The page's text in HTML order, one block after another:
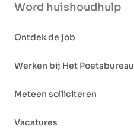
Word huishoudhulp
Ontdek de job
Werken bij Het Poetsbureau
Meteen solliciteren
Vacatures